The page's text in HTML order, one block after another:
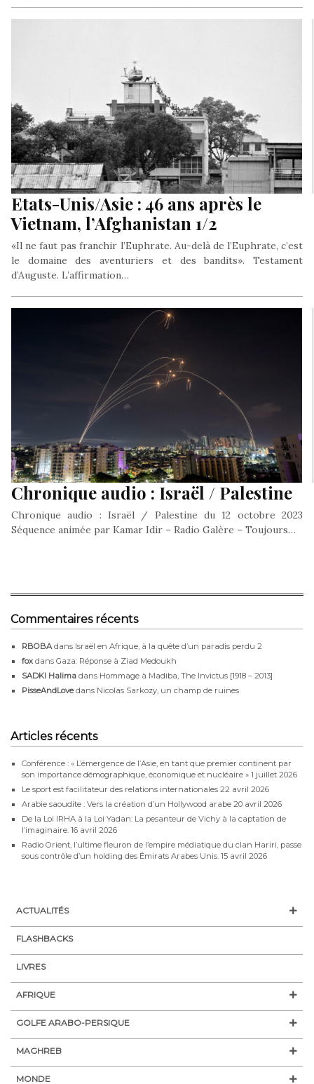
Etats-Unis/Asie : 46 ans après le
Vietnam, l’Afghanistan 1/2
«Il ne faut pas franchir l’Euphrate. Au-delà de l’Euphrate, c’est
le domaine des aventuriers et des bandits». Testament
d’Auguste. L’affirmation…
Chronique audio : Israël / Palestine
Chronique audio : Israël / Palestine du 12 octobre 2023
Séquence animée par Kamar Idir – Radio Galère – Toujours…
Commentaires récents
RBOBA dans Israël en Afrique, à la quête d’un paradis perdu 2
fox dans Gaza: Réponse à Ziad Medoukh
SADKI Halima dans Hommage à Madiba, The Invictus [1918 – 2013]
PisseAndLovedans Nicolas Sarkozy, un champ de ruines
Articles récents
Conférence : « L’émergence de l’Asie, en tant que premier continent par
son importance démographique, économique et nucléaire » 1 juillet 2026
Le sport est facilitateur des relations internationales 22 avril 2026
Arabie saoudite : Vers la création d’un Hollywood arabe 20 avril 2026
De la Loi IRHA à la Loi Yadan: La pesanteur de Vichy à la captation de
l’imaginaire. 16 avril 2026
Radio Orient, l’ultime fleuron de l’empire médiatique du clan Hariri, passe
sous contrôle d’un holding des Émirats Arabes Unis. 15 avril 2026
ACTUALITÉS
FLASHBACKS
LIVRES
AFRIQUE
GOLFE ARABO-PERSIQUE
MAGHREB
MONDE